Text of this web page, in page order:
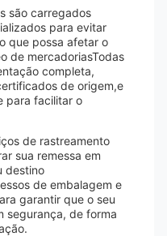
são carregados
para evitar
que possa afetar o
de mercadoriasTodas
completa,
de origem,e
para facilitar o
de rastreamento
sua remessa em
destino
de embalagem e
garantir que o seu
segurança, de forma